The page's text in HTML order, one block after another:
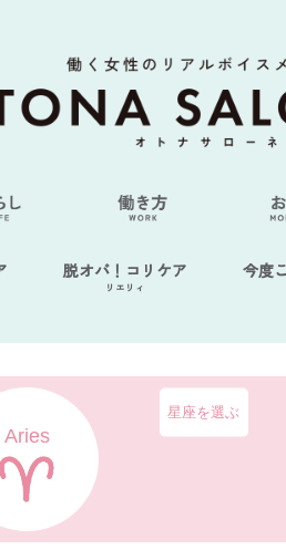
脱オバ！コリケア
リエリィ
今度
Aries
星座を選ぶ